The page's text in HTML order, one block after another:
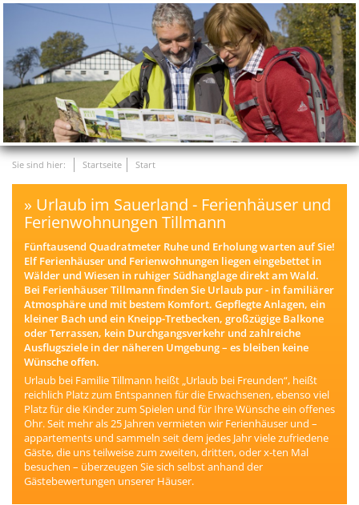
Sie sind hier: Startseite Start
Urlaub im Sauerland - Ferienhäuser und
Ferienwohnungen Tillmann
Fünftausend Quadratmeter Ruhe und Erholung warten auf Sie!
Elf Ferienhäuser und Ferienwohnungen liegen eingebettet in
Wälder und Wiesen in ruhiger Südhanglage direkt am Wald.
Bei Ferienhäuser Tillmann finden Sie Urlaub pur - in familiärer
Atmosphäre und mit bestem Komfort. Gepflegte Anlagen, ein
kleiner Bach und ein Kneipp-Tretbecken, großzügige Balkone
oder Terrassen, kein Durchgangsverkehr und zahlreiche
Ausflugsziele in der näheren Umgebung – es bleiben keine
Wünsche offen.
Urlaub bei Familie Tillmann heißt „Urlaub bei Freunden“, heißt
reichlich Platz zum Entspannen für die Erwachsenen, ebenso viel
Platz für die Kinder zum Spielen und für Ihre Wünsche ein offenes
Ohr. Seit mehr als 25 Jahren vermieten wir Ferienhäuser und –
appartements und sammeln seit dem jedes Jahr viele zufriedene
Gäste, die uns teilweise zum zweiten, dritten, oder x-ten Mal
besuchen – überzeugen Sie sich selbst anhand der
Gästebewertungen unserer Häuser.